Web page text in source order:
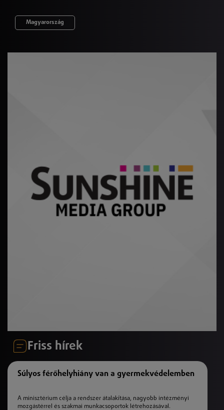
Magyarország
Friss hírek
Súlyos férőhelyhiány van a gyermekvédelemben
A minisztérium célja a rendszer átalakítása, nagyobb intézményi
mozgástérrel és szakmai munkacsoportok létrehozásával.